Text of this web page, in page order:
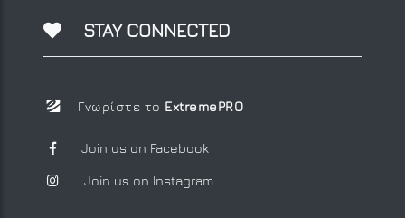
STAY CONNECTED
Γνωρίστε το ExtremePRO
Join us on Facebook
Join us on Instagram